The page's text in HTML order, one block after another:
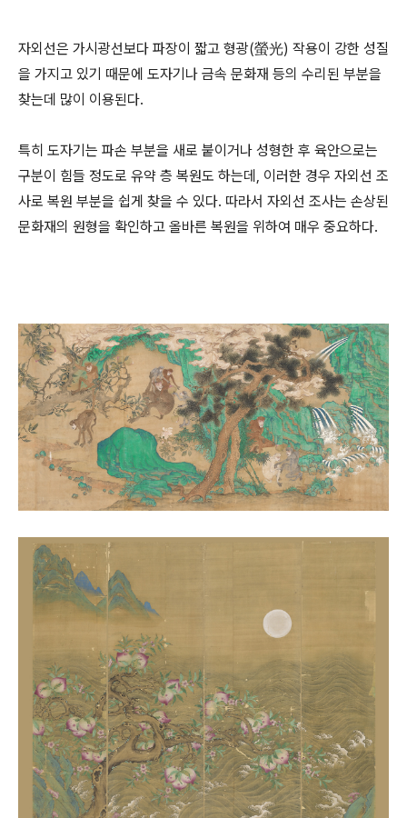
자외선은 가시광선보다 파장이 짧고 형광(螢光) 작용이 강한 성질
을 가지고 있기 때문에 도자기나 금속 문화재 등의 수리된 부분을
찾는데 많이 이용된다.
특히 도자기는 파손 부분을 새로 붙이거나 성형한 후 육안으로는
구분이 힘들 정도로 유약 층 복원도 하는데, 이러한 경우 자외선 조
사로 복원 부분을 쉽게 찾을 수 있다. 따라서 자외선 조사는 손상된
문화재의 원형을 확인하고 올바른 복원을 위하여 매우 중요하다.